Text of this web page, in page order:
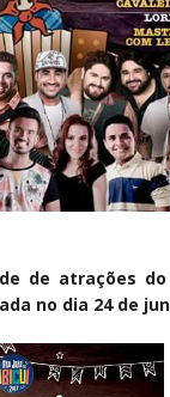
de atrações
no dia 24 de